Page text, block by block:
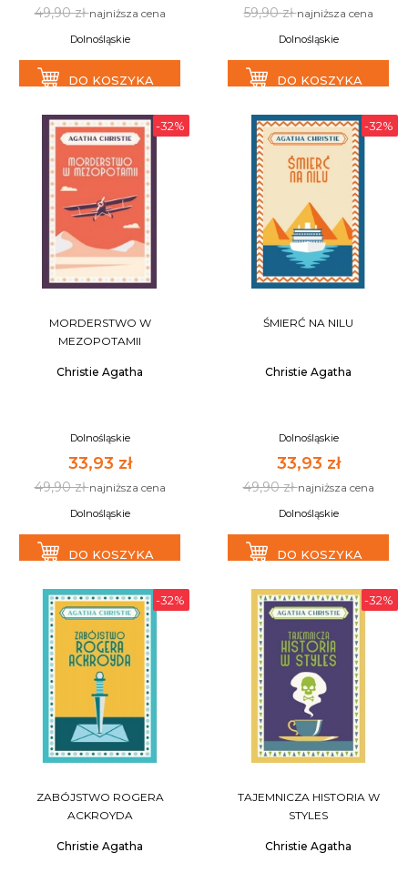
49,90 złnajniższa cena
Dolnośląskie
DO KOSZYKA
59,90 złnajniższa cena
Dolnośląskie
DO KOSZYKA
-32%
MORDERSTWO W
MEZOPOTAMII
Christie Agatha
Dolnośląskie
33,93 zł
49,90 złnajniższa cena
Dolnośląskie
DO KOSZYKA
-32%
ŚMIERĆ NA NILU
Christie Agatha
Dolnośląskie
33,93 zł
49,90 złnajniższa cena
Dolnośląskie
DO KOSZYKA
-32%
ZABÓJSTWO ROGERA
ACKROYDA
Christie Agatha
-32%
TAJEMNICZA HISTORIA W
STYLES
Christie Agatha